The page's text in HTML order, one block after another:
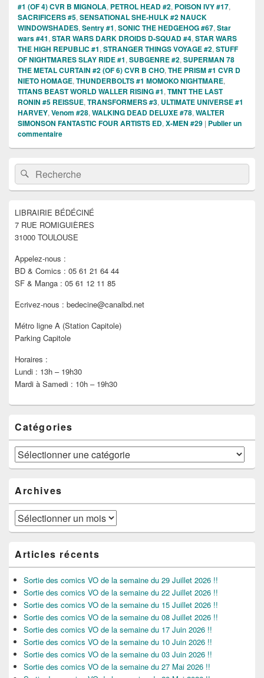
#1 (OF 4) CVR B MIGNOLA, PETROL HEAD #2, POISON IVY #17,
SACRIFICERS #5, SENSATIONAL SHE-HULK #2 NAUCK
WINDOWSHADES, Sentry #1, SONIC THE HEDGEHOG #67, Star
wars #41, STAR WARS DARK DROIDS D-SQUAD #4, STAR WARS
THE HIGH REPUBLIC #1, STRANGER THINGS VOYAGE #2, STUFF
OF NIGHTMARES SLAY RIDE #1, SUBGENRE #2, SUPERMAN 78
THE METAL CURTAIN #2 (OF 6) CVR B CHO, THE PRISM #1 CVR D
NIETO HOMAGE, THUNDERBOLTS #1 MOMOKO NIGHTMARE,
TITANS BEAST WORLD WALLER RISING #1, TMNT THE LAST
RONIN #5 REISSUE, TRANSFORMERS #3, ULTIMATE UNIVERSE #1
HARVEY, Venom #28, WALKING DEAD DELUXE #78, WALTER
SIMONSON FANTASTIC FOUR ARTISTS ED, X-MEN #29 | Publier un
commentaire
Zone
principale
de
widget
barre
latérale
Recherche :Rechercher
LIBRAIRIE BÉDÉCINÉ
7 RUE ROMIGUIÈRES
31000 TOULOUSE
Appelez-nous :
BD & Comics : 05 61 21 64 44
SF & Manga : 05 61 12 11 85
Ecrivez-nous : bedecine@canalbd.net
Métro ligne A (Station Capitole)
Parking Capitole
Horaires :
Lundi : 13h – 19h30
Mardi à Samedi : 10h – 19h30
Catégories
Catégories
Archives
Archives
Articles récents
Sortie des comics VO de la semaine du 29 Juillet 2026 !!
Sortie des comics VO de la semaine du 22 Juillet 2026 !!
Sortie des comics VO de la semaine du 15 Juillet 2026 !!
Sortie des comics VO de la semaine du 08 Juillet 2026 !!
Sortie des comics VO de la semaine du 17 Juin 2026 !!
Sortie des comics VO de la semaine du 10 Juin 2026 !!
Sortie des comics VO de la semaine du 03 Juin 2026 !!
Sortie des comics VO de la semaine du 27 Mai 2026 !!